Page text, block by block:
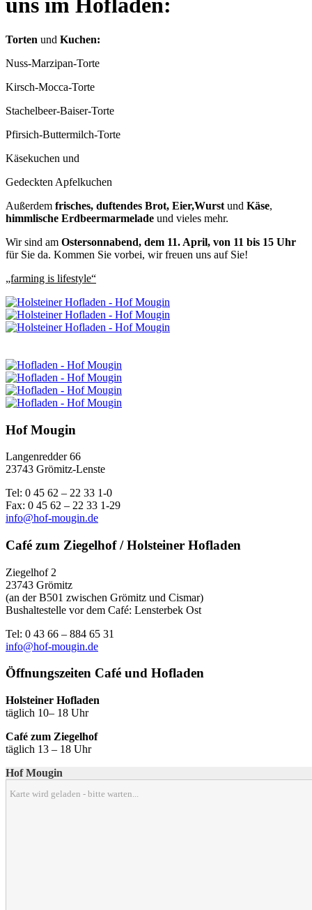
uns im Hofladen:
Torten und Kuchen:
Nuss-Marzipan-Torte
Kirsch-Mocca-Torte
Stachelbeer-Baiser-Torte
Pfirsich-Buttermilch-Torte
Käsekuchen und
Gedeckten Apfelkuchen
Außerdem frisches, duftendes Brot, Eier,Wurst und Käse,
himmlische Erdbeermarmelade und vieles mehr.
Wir sind am Ostersonnabend, dem 11. April, von 11 bis 15 Uhr
für Sie da. Kommen Sie vorbei, wir freuen uns auf Sie!
„farming is lifestyle“
Hof Mougin
Langenredder 66
23743 Grömitz-Lenste
Tel: 0 45 62 – 22 33 1-0
Fax: 0 45 62 – 22 33 1-29
info@hof-mougin.de
Café zum Ziegelhof / Holsteiner Hofladen
Ziegelhof 2
23743 Grömitz
(an der B501 zwischen Grömitz und Cismar)
Bushaltestelle vor dem Café: Lensterbek Ost
Tel: 0 43 66 – 884 65 31
info@hof-mougin.de
Öffnungszeiten Café und Hofladen
Holsteiner Hofladen
täglich 10– 18 Uhr
Café zum Ziegelhof
täglich 13 – 18 Uhr
Hof Mougin
Karte wird geladen - bitte warten...